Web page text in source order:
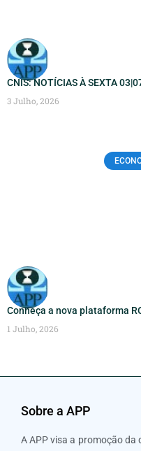
CNIS: NOTÍCIAS À SEXTA
3 Julho, 2026
Conheça a nova plataforma
1 Julho, 2026
Sobre a APP
A APP visa a promoção da